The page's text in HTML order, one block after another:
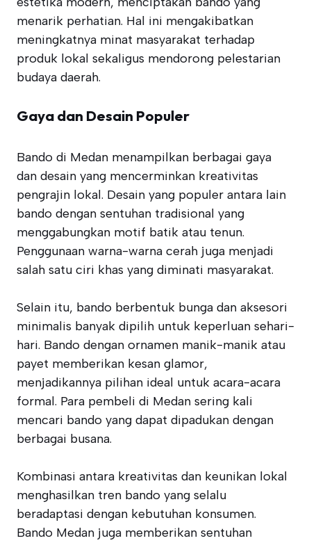
menarik perhatian. Hal ini mengakibatkan
meningkatnya minat masyarakat terhadap
produk lokal sekaligus mendorong pelestarian
budaya daerah.
Gaya dan Desain Populer
Bando di Medan menampilkan berbagai gaya
dan desain yang mencerminkan kreativitas
pengrajin lokal. Desain yang populer antara lain
bando dengan sentuhan tradisional yang
menggabungkan motif batik atau tenun.
Penggunaan warna-warna cerah juga menjadi
salah satu ciri khas yang diminati masyarakat.
Selain itu, bando berbentuk bunga dan aksesori
minimalis banyak dipilih untuk keperluan sehari-
hari. Bando dengan ornamen manik-manik atau
payet memberikan kesan glamor,
menjadikannya pilihan ideal untuk acara-acara
formal. Para pembeli di Medan sering kali
mencari bando yang dapat dipadukan dengan
berbagai busana.
Kombinasi antara kreativitas dan keunikan lokal
menghasilkan tren bando yang selalu
beradaptasi dengan kebutuhan konsumen.
Bando Medan juga memberikan sentuhan